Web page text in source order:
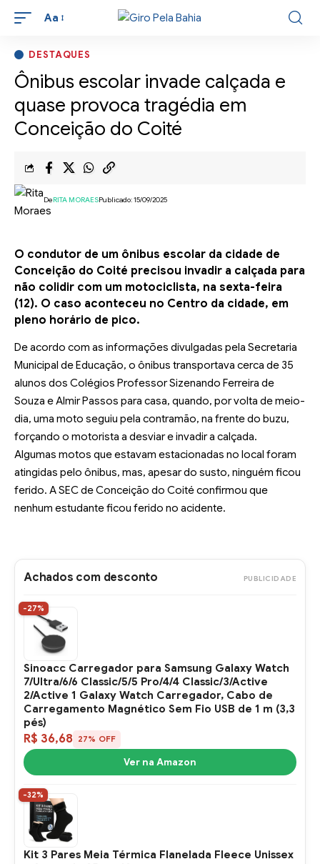
Aa
DESTAQUES
Ônibus escolar invade calçada e
quase provoca tragédia em
Conceição do Coité
DeRITA MORAESPublicado: 15/09/2025
O condutor de um ônibus escolar da cidade de
Conceição do Coité precisou invadir a calçada para
não colidir com um motociclista, na sexta-feira
(12). O caso aconteceu no Centro da cidade, em
pleno horário de pico.
De acordo com as informações divulgadas pela Secretaria
Municipal de Educação, o ônibus transportava cerca de 35
alunos dos Colégios Professor Sizenando Ferreira de
Souza e Almir Passos para casa, quando, por volta de meio-
dia, uma moto seguiu pela contramão, na frente do buzu,
forçando o motorista a desviar e invadir a calçada.
Algumas motos que estavam estacionadas no local foram
atingidas pelo ônibus, mas, apesar do susto, ninguém ficou
ferido. A SEC de Conceição do Coité confirmou que
nenhum estudante ficou ferido no acidente.
Achados com desconto PUBLICIDADE
-27%
Sinoacc Carregador para Samsung Galaxy Watch
7/Ultra/6/6 Classic/5/5 Pro/4/4 Classic/3/Active
2/Active 1 Galaxy Watch Carregador, Cabo de
Carregamento Magnético Sem Fio USB de 1 m (3,3
pés)
R$ 36,68 27% OFF
Ver na Amazon
-32%
Kit 3 Pares Meia Térmica Flanelada Fleece Unissex